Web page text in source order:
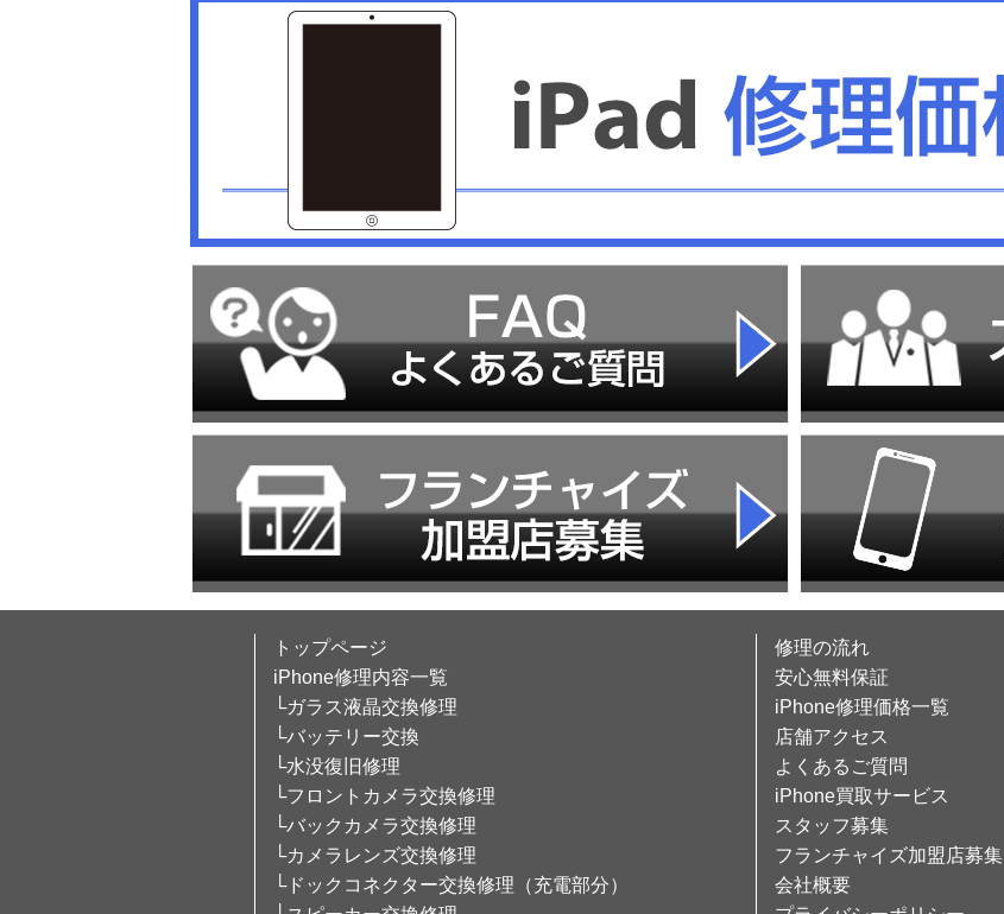
トップページ
iPhone修理内容一覧
└ガラス液晶交換修理
└バッテリー交換
└水没復旧修理
└フロントカメラ交換修理
└バックカメラ交換修理
└カメラレンズ交換修理
└ドックコネクター交換修理（充電部分）
修理の流れ
安心無料保証
iPhone修理価格一覧
店舗アクセス
よくあるご質問
iPhone買取サービス
スタッフ募集
フランチャイズ加盟店募集
会社概要